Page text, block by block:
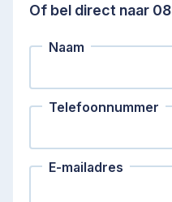
Of bel direct naar
Naam
Telefoonnummer
E-mailadres